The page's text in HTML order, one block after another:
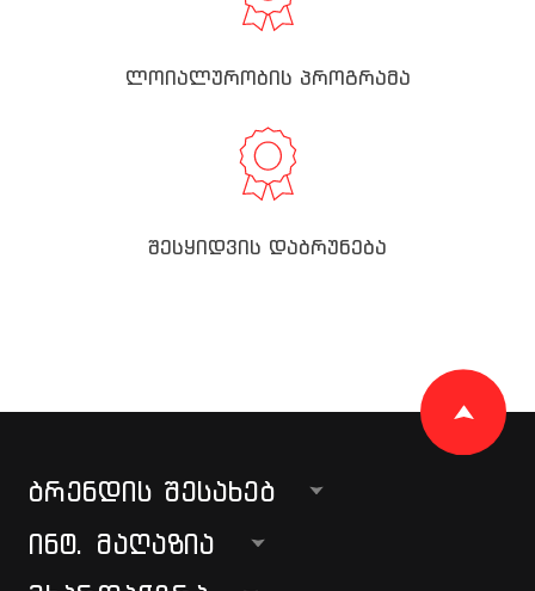
ლოიალურობის პროგრამა
შესყიდვის დაბრუნება
ᲑᲠᲔᲜᲓᲘᲡ ᲨᲔᲡᲐᲮᲔᲑ
ᲘᲜᲢ. ᲛᲐᲦᲐᲖᲘᲐ